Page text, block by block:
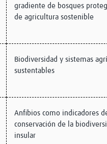
gradiente de bosques
de agricultura sostenible
Biodiversidad y sistemas
sustentables
Anfibios como indicadores
conservación de la
insular